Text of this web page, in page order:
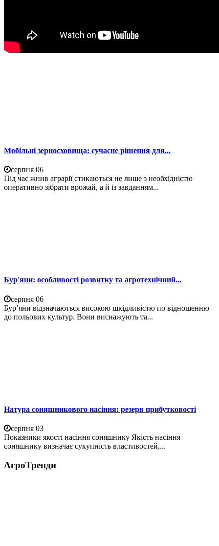
Мобільні зерносховища: сучасне рішення для...
серпня 06
Під час жнив аграрії стикаються не лише з необхідністю
оперативно зібрати врожай, а й із завданням...
Бур'яни: особливості розвитку та агротехнічний...
серпня 06
Бур’яни відзначаються високою шкідливістю по відношенню
до польових культур. Вони виснажують та...
Натура соняшникового насіння: резерв прибутковості
серпня 03
Показники якості насіння соняшнику Якість насіння
соняшнику визначає сукупність властивостей,...
АгроТренди